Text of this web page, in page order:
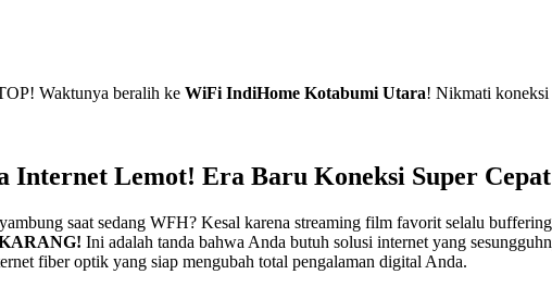
Waktunya beralih ke WiFi IndiHome Kotabumi Utara! Nikmati koneksi
Internet Lemot! Era Baru Koneksi Super
saat sedang WFH? Kesal karena streaming film favorit selalu
Ini adalah tanda bahwa Anda butuh solusi internet yang
fiber optik yang siap mengubah total pengalaman digital Anda.